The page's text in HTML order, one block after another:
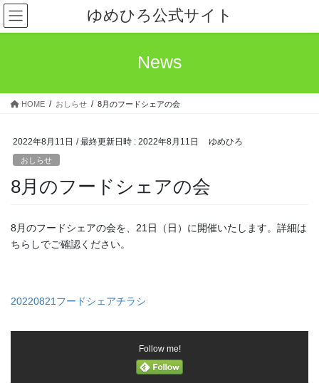
コ
ン
テ
ス
ナ
ビ
ゲ
ン
ゆめひろ公式サイト
News
HOME おしらせ 8月のフードシェアの会
2022年8月11日 / 最終更新日時 : 2022年8月11日 ゆめひろ
おしらせ
8月のフードシェアの会
8月のフードシェアの会を、21日（日）に開催いたします。詳細は
ちらしでご確認ください。
20220821フードシェアチラシ
Follow me!